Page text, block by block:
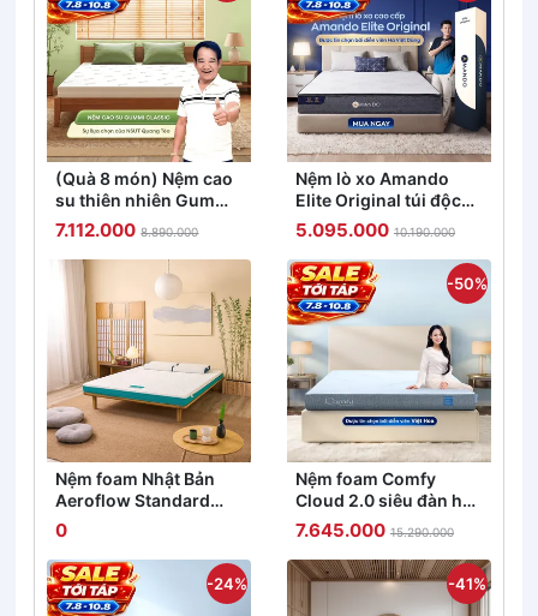
(Quà 8 món) Nệm cao
su thiên nhiên Gummi
Classic thế hệ mới dày
5/10/15cm
7.112.000 8.890.000
Nệm lò xo Amando
Elite Original túi độc
lập tiêu chuẩn khách
sạn 5 sao dày 23cm
5.095.000 10.190.000
Nệm foam Nhật Bản
Aeroflow Standard
nâng đỡ cơ thể dày
12cm
0
-50%
Nệm foam Comfy
Cloud 2.0 siêu đàn hồi
dày 15cm
7.645.000 15.290.000
-24% -41%